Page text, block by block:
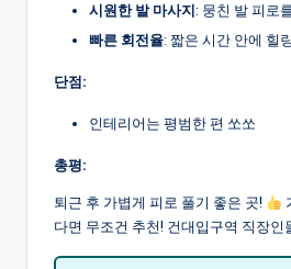
시원한 발 마사지: 뭉친 발 피로
빠른 회전율: 짧은 시간 안에 힐
단점:
인테리어는 평범한 편 쏘쏘
총평:
퇴근 후 가볍게 피로 풀기 좋은 곳!
다면 무조건 추천! 건대입구역 직장인